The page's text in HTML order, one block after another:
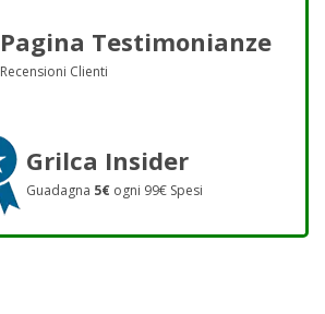
Pagina Testimonianze
Recensioni Clienti
Grilca Insider
Guadagna 5€ ogni 99€ Spesi